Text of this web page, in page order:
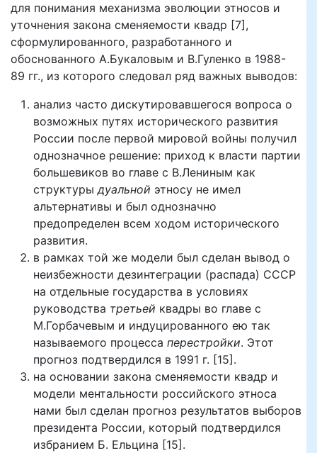
для понимания механизма эволюции этносов и
уточнения закона сменяемости квадр [7],
сформулированного, разработанного и
обоснованного А.Букаловым и В.Гуленко в 1988-
89 гг., из которого следовал ряд важных выводов:
анализ часто дискутировавшегося вопроса о
возможных путях исторического развития
России после первой мировой войны получил
однозначное решение: приход к власти партии
большевиков во главе с В.Лениным как
структурыдуальной этносу не имел
альтернативы и был однозначно
предопределен всем ходом исторического
развития.
в рамках той же модели был сделан вывод о
неизбежности дезинтеграции (распада) СССР
на отдельные государства в условиях
руководства третьей квадры во главе с
М.Горбачевым и индуцированного ею так
называемого процесса перестройки. Этот
прогноз подтвердился в 1991 г. [15].
на основании закона сменяемости квадр и
модели ментальности российского этноса
нами был сделан прогноз результатов выборов
президента России, который подтвердился
избранием Б. Ельцина [15].